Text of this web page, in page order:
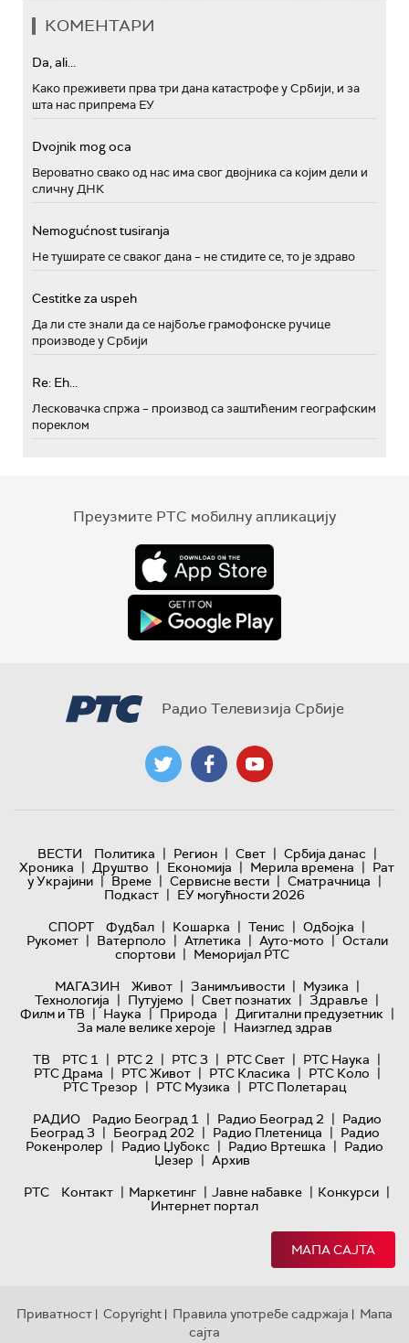
КОМЕНТАРИ
Da, ali...
Како преживети прва три дана катастрофе у Србији, и за
шта нас припрема ЕУ
Dvojnik mog oca
Вероватно свако од нас има свог двојника са којим дели и
сличну ДНК
Nemogućnost tusiranja
Не туширате се сваког дана – не стидите се, то је здраво
Cestitke za uspeh
Да ли сте знали да се најбоље грамофонске ручице
производе у Србији
Re: Eh...
Лесковачка спржа – производ са заштићеним географским
пореклом
Преузмите РТС мобилну апликацију
Радио Телевизија Србије
ВЕСТИ Политика | Регион | Свет | Србија данас |
Хроника | Друштво | Економија | Мерила времена | Рат
у Украјини | Време | Сервисне вести | Сматрачница |
Подкаст | ЕУ могућности 2026
СПОРТ
Фудбал | Кошарка | Тенис | Одбојка |
Рукомет | Ватерполо | Атлетика | Ауто-мото | Остали
спортови | Меморијал РТС
МАГАЗИН
Живот | Занимљивости | Музика |
Технологијa | Путујемо | Свет познатих | Здравље |
Филм и ТВ | Наука | Природа | Дигитални предузетник |
За мале велике хероје | Наизглед здрав
ТВ
РТС 1 | РТС 2 | РТС 3 | РТС Свет | РТС Наука |
РТС Драма | РТС Живот | РТС Класика | РТС Коло |
РТС Трезор | РТС Музика | РТС Полетарац
РАДИО
Радио Београд 1 | Радио Београд 2 | Радио
Београд 3 | Београд 202 | Радио Плетеница | Радио
Рокенролер | Радио Џубокс | Радио Вртешка | Радио
Џезер | Архив
РТС
Контакт | Маркетинг | Јавне набавке | Конкурси |
Интернет портал
МАПА САЈТА
Приватност | Copyright | Правила употребе садржаја | Мапа
сајта